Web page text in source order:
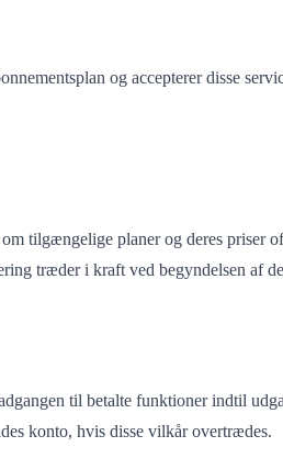
og accepterer disse
tilgængelige planer og deres priser
træder i kraft ved begyndelsen af
til betalte funktioner indtil
konto, hvis disse vilkår overtrædes.